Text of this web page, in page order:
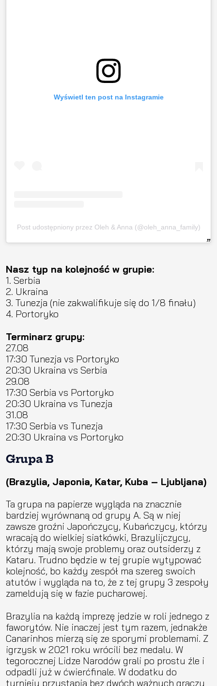
Wyświetl ten post na Instagramie
Post udostępniony przez Oleh & Anna (@oleh_anna_family)
Nasz typ na kolejność w grupie:
1. Serbia
2. Ukraina
3. Tunezja (nie zakwalifikuje się do 1/8 finału)
4. Portoryko
Terminarz grupy:
27.08
17:30 Tunezja vs Portoryko
20:30 Ukraina vs Serbia
29.08
17:30 Serbia vs Portoryko
20:30 Ukraina vs Tunezja
31.08
17:30 Serbia vs Tunezja
20:30 Ukraina vs Portoryko
Grupa B
(Brazylia, Japonia, Katar, Kuba – Ljubljana)
Ta grupa na papierze wygląda na znacznie
bardziej wyrównaną od grupy A. Są w niej
zawsze groźni Japończycy, Kubańczycy, którzy
wracają do wielkiej siatkówki, Brazylijczycy,
którzy mają swoje problemy oraz outsiderzy z
Kataru. Trudno będzie w tej grupie wytypować
kolejność, bo każdy zespół ma szereg swoich
atutów i wygląda na to, że z tej grupy 3 zespoły
zameldują się w fazie pucharowej.
Brazylia na każdą imprezę jedzie w roli jednego z
faworytów. Nie inaczej jest tym razem, jednakże
Canarinhos mierzą się ze sporymi problemami. Z
igrzysk w 2021 roku wrócili bez medalu. W
tegorocznej Lidze Narodów grali po prostu źle i
odpadli już w ćwierćfinale. W dodatku do
turnieju przystąpią bez dwóch ważnych graczy